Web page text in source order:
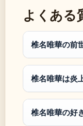
よくある
椎名唯華の前
椎名唯華は炎
椎名唯華の好